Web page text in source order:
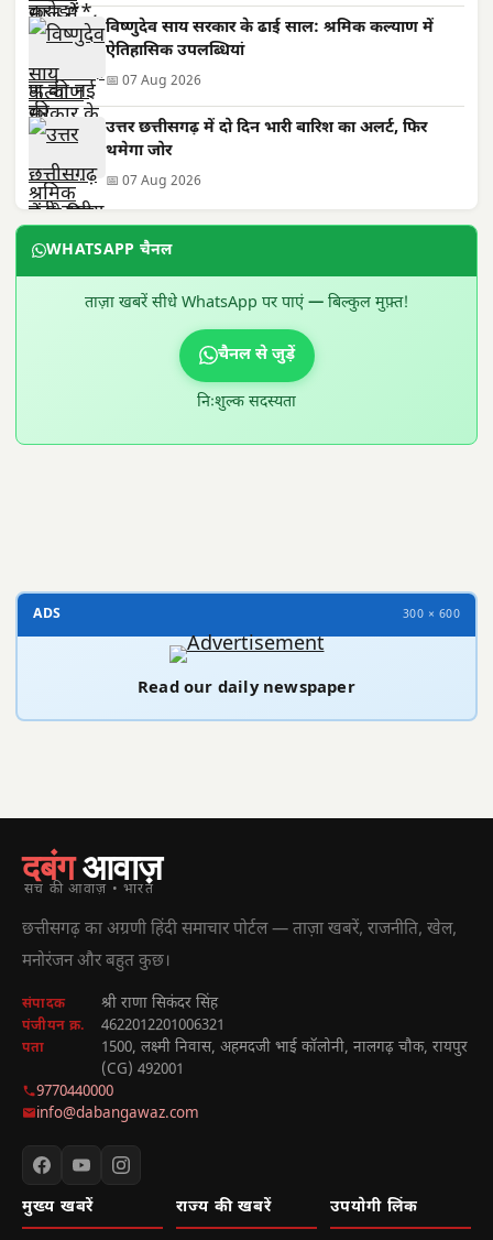
विष्णुदेव साय सरकार के ढाई साल: श्रमिक कल्याण में
ऐतिहासिक उपलब्धियां
📅 07 Aug 2026
उत्तर छत्तीसगढ़ में दो दिन भारी बारिश का अलर्ट, फिर
थमेगा जोर
📅 07 Aug 2026
WHATSAPP चैनल
ताज़ा खबरें सीधे WhatsApp पर पाएं — बिल्कुल मुफ़्त!
चैनल से जुड़ें
निःशुल्क सदस्यता
ADS 300 × 600
Read our daily newspaper
दबंगआवाज़
सच की आवाज़ • भारत
छत्तीसगढ़ का अग्रणी हिंदी समाचार पोर्टल — ताज़ा खबरें, राजनीति, खेल,
मनोरंजन और बहुत कुछ।
संपादक श्री राणा सिकंदर सिंह
पंजीयन क्र. 4622012201006321
पता
1500, लक्ष्मी निवास, अहमदजी भाई कॉलोनी, नालगढ़ चौक, रायपुर
(CG) 492001
9770440000
info@dabangawaz.com
मुख्य खबरें राज्य की खबरें उपयोगी लिंक